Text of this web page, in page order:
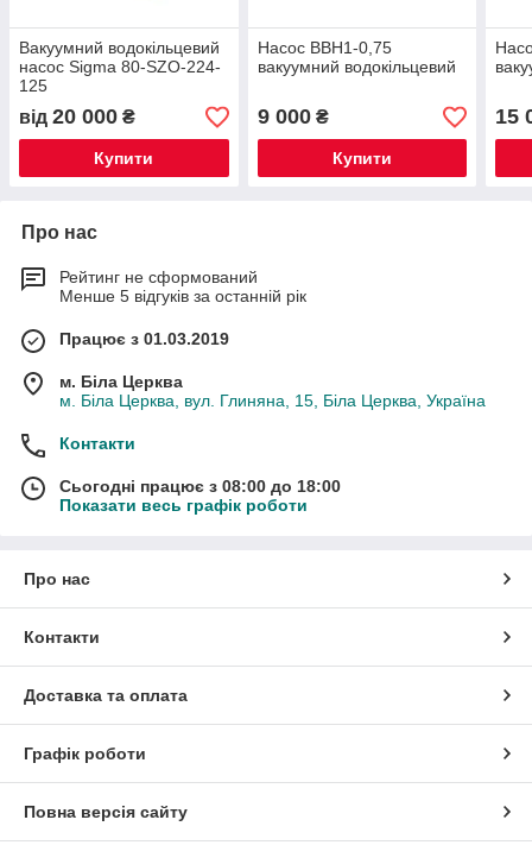
Вакуумний водокільцевий
насос Sigma 80-SZO-224-
125
від 20 000 ₴
Купити
Насос ВВН1-0,75
вакуумний водокільцевий
9 000₴
Купити
15
Про нас
Рейтинг не сформований
Менше 5 відгуків за останній рік
Працює з 01.03.2019
м. Біла Церква
м. Біла Церква, вул. Глиняна, 15, Біла Церква, Україна
Контакти
Сьогодні працює з 08:00 до 18:00
Показати весь графік роботи
Про нас
Контакти
Доставка та оплата
Графік роботи
Повна версія сайту